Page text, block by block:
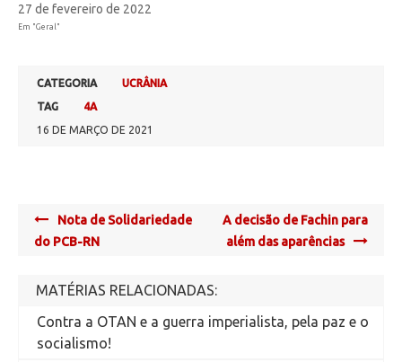
27 de fevereiro de 2022
Em "Geral"
CATEGORIA
UCRÂNIA
TAG
4A
16 DE MARÇO DE 2021
Post
navigation
Nota de Solidariedade
do PCB-RN
A decisão de Fachin para
além das aparências
MATÉRIAS RELACIONADAS:
Contra a OTAN e a guerra imperialista, pela paz e o
socialismo!